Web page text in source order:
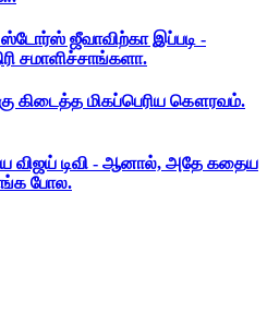
ஜீவாவிற்கா இப்படி -
சமாளிச்சாங்களா.
கிடைத்த மிகப்பெரிய கௌரவம்.
விஜய் டிவி - ஆனால், அதே கதைய
போல.